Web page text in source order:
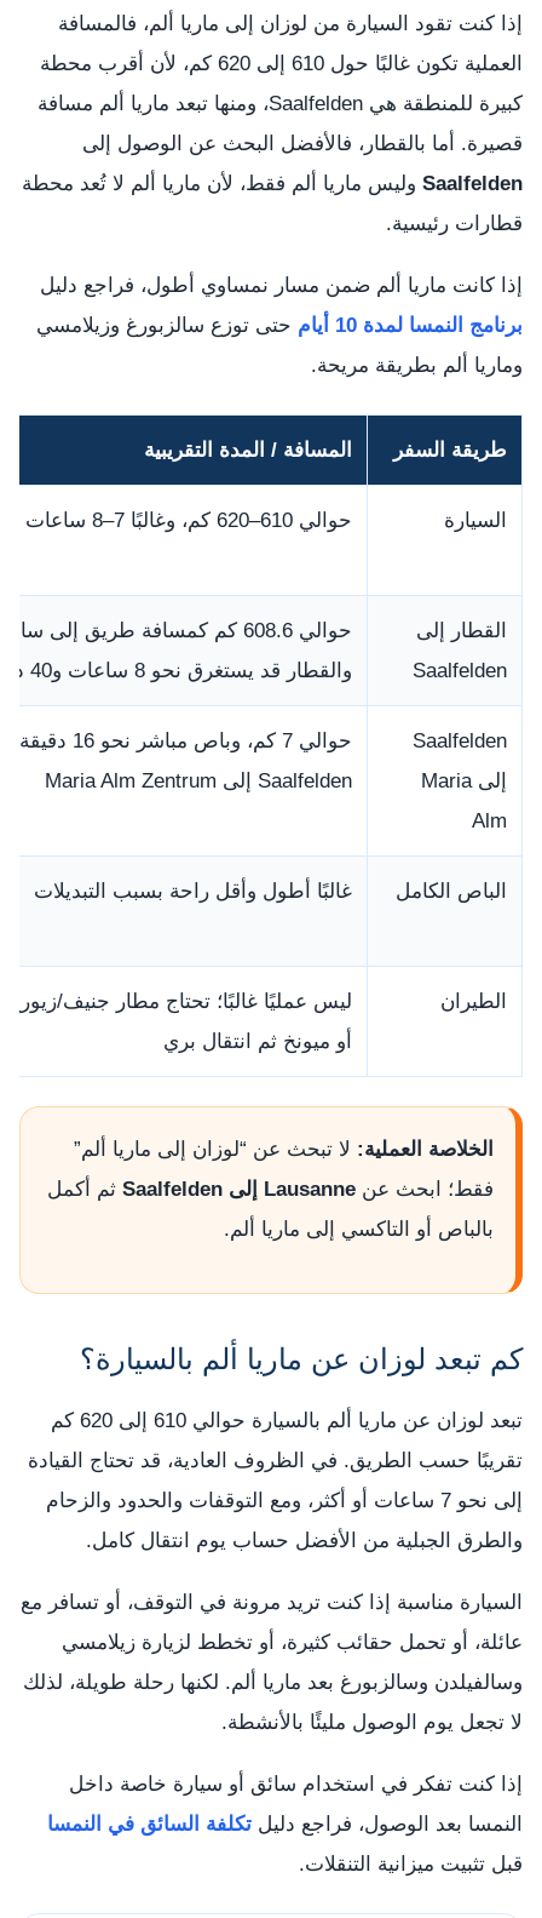
إذا كنت تقود السيارة من لوزان إلى ماريا ألم، فالمسافة
العملية تكون غالبًا حول 610 إلى 620 كم، لأن أقرب محطة
كبيرة للمنطقة هي Saalfelden، ومنها تبعد ماريا ألم مسافة
قصيرة. أما بالقطار، فالأفضل البحث عن الوصول إلى
Saalfelden وليس ماريا ألم فقط، لأن ماريا ألم لا تُعد محطة
قطارات رئيسية.
إذا كانت ماريا ألم ضمن مسار نمساوي أطول، فراجع دليل
برنامج النمسا لمدة 10 أيام
حتى توزع سالزبورغ وزيلامسي
وماريا ألم بطريقة مريحة.
طريقة السفر المسافة / المدة التقريبية
السيارة حوالي 610–620 كم، وغالبًا 7–8 ساعات مع التوقفات
القطار إلى
Saalfelden
حوالي 608.6 كم كمسافة طريق إلى
والقطار قد يستغرق نحو 8 ساعات و40 دقيقة
Saalfelden
إلى Maria
Alm
Saalfelden إلى Maria Alm Zentrum
الباص الكامل غالبًا أطول وأقل راحة بسبب التبديلات
الطيران
ليس عمليًا غالبًا؛ تحتاج مطار جنيف/
أو ميونخ ثم انتقال بري
الخلاصة العملية: لا تبحث عن “لوزان إلى ماريا ألم”
فقط؛ ابحث عن Lausanne إلى Saalfelden
ثم أكمل
بالباص أو التاكسي إلى ماريا ألم.
كم تبعد لوزان عن ماريا ألم بالسيارة؟
تبعد لوزان عن ماريا ألم بالسيارة حوالي 610 إلى 620 كم
تقريبًا حسب الطريق. في الظروف العادية، قد تحتاج القيادة
إلى نحو 7 ساعات أو أكثر، ومع التوقفات والحدود والزحام
والطرق الجبلية من الأفضل حساب يوم انتقال كامل.
السيارة مناسبة إذا كنت تريد مرونة في التوقف، أو تسافر مع
عائلة، أو تحمل حقائب كثيرة، أو تخطط لزيارة زيلامسي
وسالفيلدن وسالزبورغ بعد ماريا ألم. لكنها رحلة طويلة، لذلك
لا تجعل يوم الوصول مليئًا بالأنشطة.
إذا كنت تفكر في استخدام سائق أو سيارة خاصة داخل
النمسا بعد الوصول، فراجع دليل تكلفة السائق في النمسا
قبل تثبيت ميزانية التنقلات.